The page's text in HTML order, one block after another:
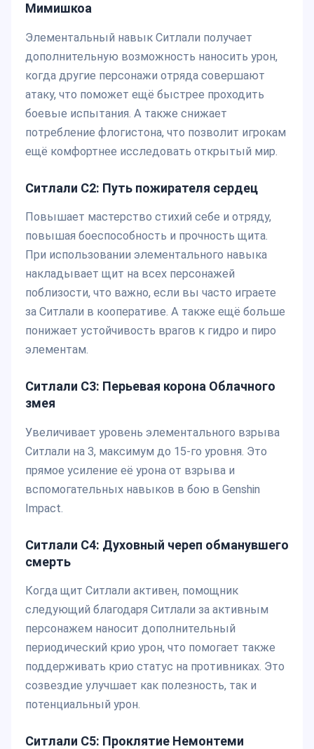
Мимишкоа
Элементальный навык Ситлали получает
дополнительную возможность наносить урон,
когда другие персонажи отряда совершают
атаку, что поможет ещё быстрее проходить
боевые испытания. А также снижает
потребление флогистона, что позволит игрокам
ещё комфортнее исследовать открытый мир.
Ситлали С2: Путь пожирателя сердец
Повышает мастерство стихий себе и отряду,
повышая боеспособность и прочность щита.
При использовании элементального навыка
накладывает щит на всех персонажей
поблизости, что важно, если вы часто играете
за Ситлали в кооперативе. А также ещё больше
понижает устойчивость врагов к гидро и пиро
элементам.
Ситлали С3: Перьевая корона Облачного
змея
Увеличивает уровень элементального взрыва
Ситлали на 3, максимум до 15-го уровня. Это
прямое усиление её урона от взрыва и
вспомогательных навыков в бою в Genshin
Impact.
Ситлали С4: Духовный череп обманувшего
смерть
Когда щит Ситлали активен, помощник
следующий благодаря Ситлали за активным
персонажем наносит дополнительный
периодический крио урон, что помогает также
поддерживать крио статус на противниках. Это
созвездие улучшает как полезность, так и
потенциальный урон.
Ситлали С5: Проклятие Немонтеми